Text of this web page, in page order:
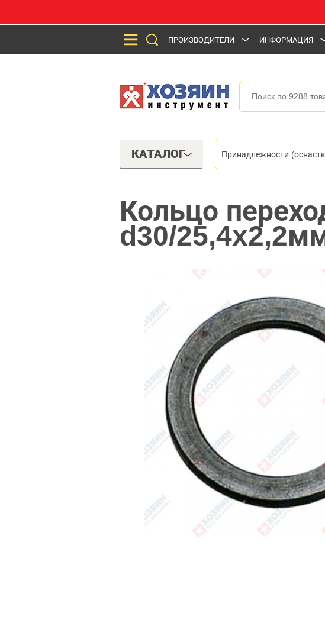
ПРОИЗВОДИТЕЛИ ИНФОРМАЦИЯ
КАТАЛОГ Принадлежности
Кольцо
d30/